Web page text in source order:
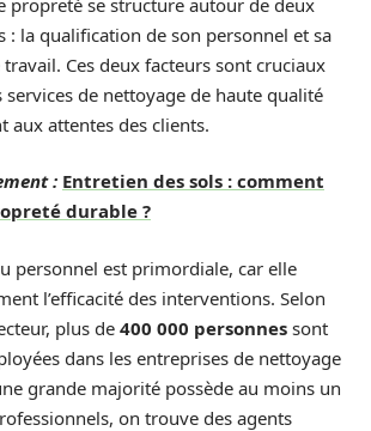
: la qualification de son personnel et sa
Ces deux facteurs sont cruciaux
de nettoyage de haute qualité
aux attentes des clients.
: Entretien des sols : comment
durable ?
personnel est primordiale, car elle
l’efficacité des interventions. Selon
plus de 400 000 personnes sont
dans les entreprises de nettoyage
grande majorité possède au moins un
on trouve des agents